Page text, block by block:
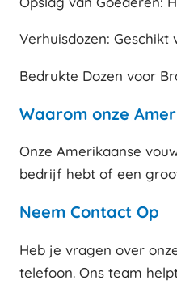
Verhuisdozen:
Bedrukte Dozen voor
Waarom onze
Onze Amerikaanse
bedrijf hebt of een
Neem Contact Op
Heb je vragen over
telefoon. Ons team